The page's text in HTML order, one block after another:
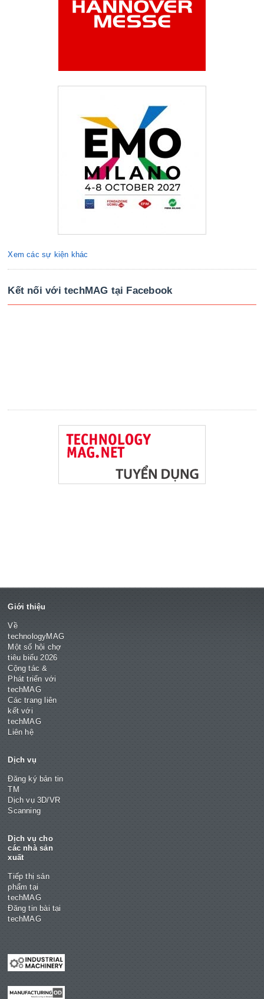
Xem các sự kiện khác
Kết nối với techMAG tại Facebook
Giới thiệu
Về
technologyMAG
Một số hội chợ
tiêu biểu 2026
Cộng tác &
Phát triển với
techMAG
Các trang liên
kết với
techMAG
Liên hệ
Dịch vụ
Đăng ký bản tin
TM
Dịch vụ 3D/VR
Scanning
Dịch vụ cho
các nhà sản
xuất
Tiếp thị sản
phẩm tại
techMAG
Đăng tin bài tại
techMAG